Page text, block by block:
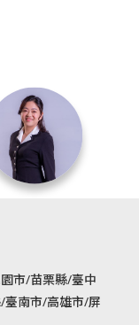
市/苗栗縣/臺中
南市/高雄市/屏